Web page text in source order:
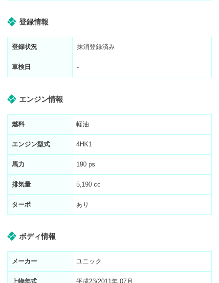
登録情報
登録状況 抹消登録済み
車検日 -
エンジン情報
燃料 軽油
エンジン型式 4HK1
馬力 190 ps
排気量 5,190 cc
ターボ あり
ボディ情報
メーカー ユニック
上物年式 平成23/2011年 07月